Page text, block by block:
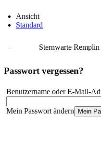
Ansicht
Standard
Sternwarte
Passwort vergessen?
Benutzername oder E-Mail-
Mein Passwort ändern